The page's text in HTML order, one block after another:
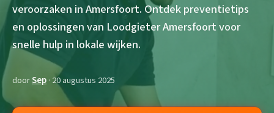
veroorzaken in Amersfoort. Ontdek preventietips
en oplossingen van Loodgieter Amersfoort voor
snelle hulp in lokale wijken.
doorSep· 20 augustus 2025